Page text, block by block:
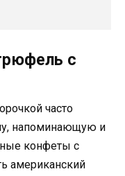
с
часто
напоминающую и
конфеты с
американский